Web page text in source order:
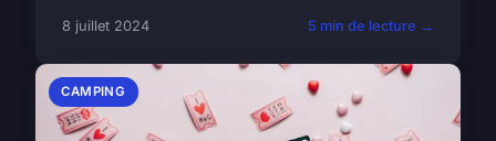
8 juillet 2024 5 min de lecture →
CAMPING